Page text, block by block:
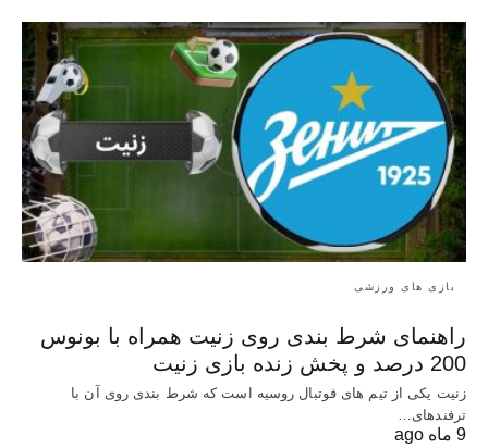
بازی های ورزشی
راهنمای شرط بندی روی زنیت همراه با بونوس
200 درصد و پخش زنده بازی زنیت
زنیت یکی از تیم های فوتبال روسیه است که شرط بندی روی آن با
ترفندهای…
9 ماه ago